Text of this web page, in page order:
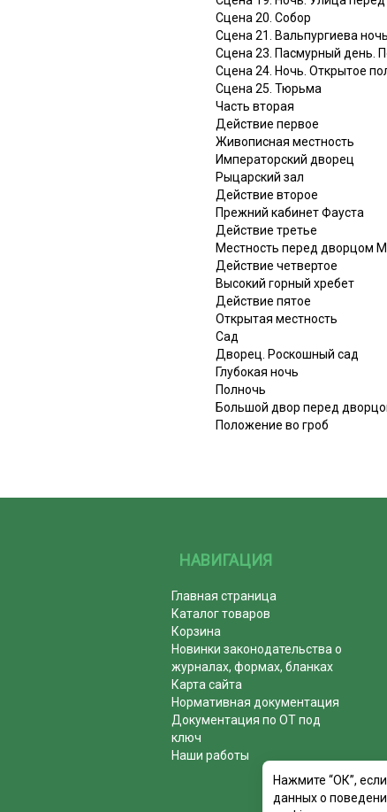
Сцена 20. Собор
Сцена 21. Вальпургиева ночь
Сцена 23. Пасмурный день.
Сцена 24. Ночь. Открытое
Сцена 25. Тюрьма
Часть вторая
Действие первое
Живописная местность
Императорский дворец
Рыцарский зал
Действие второе
Прежний кабинет Фауста
Действие третье
Местность перед дворцом
Действие четвертое
Высокий горный хребет
Действие пятое
Открытая местность
Сад
Дворец. Роскошный сад
Глубокая ночь
Полночь
Большой двор перед
Положение во гроб
НАВИГАЦИЯ
Главная страница
Каталог товаров
Корзина
Новинки законодательства о
журналах, формах, бланках
Карта сайта
Нормативная документация
Документация по ОТ под
ключ
Наши работы
Нажмите “ОК”,
данных о